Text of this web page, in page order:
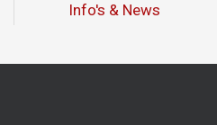
Info's & News